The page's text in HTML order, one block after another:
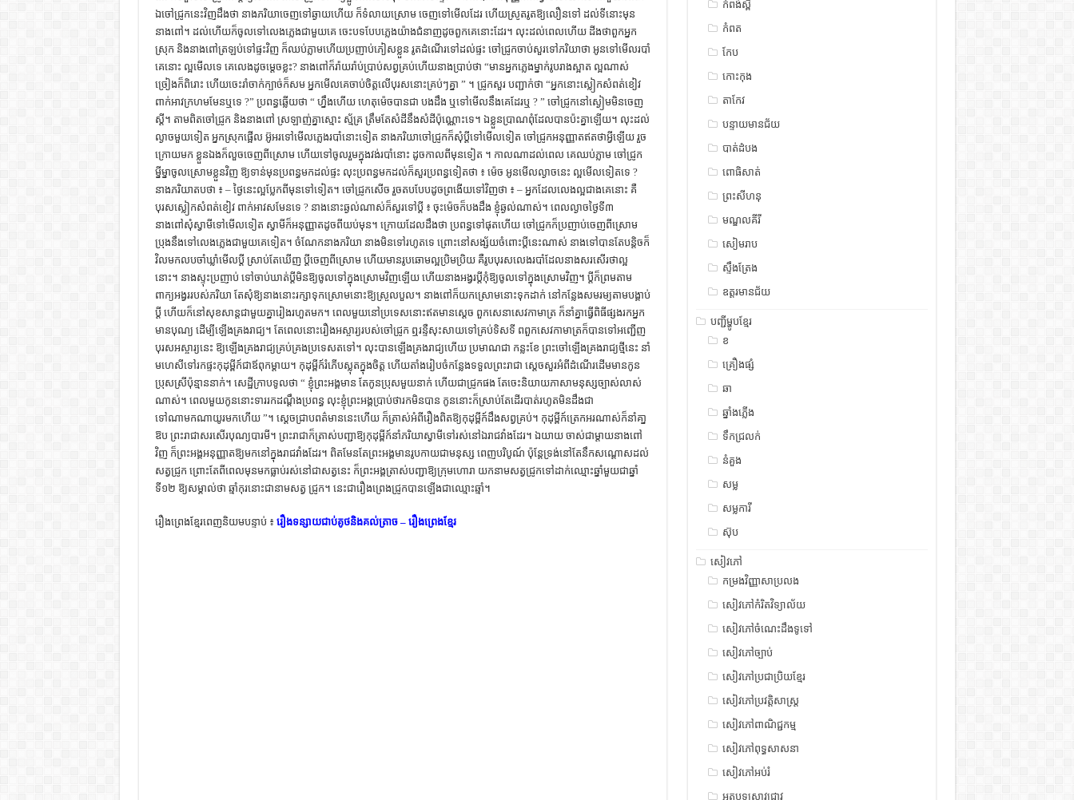
ឯចៅជ្រូកនេះវិញដឹងថា នាងភរិយាចេញទៅឆ្ងាយហើយ ក៏ទំលាយស្រោម ចេញទៅមើលដែរ ហើយស្រូតរូតឱ្យលឿនទៅ ដល់ទីនោះមុន
នាងពៅ។ ដល់ហើយក៏ចូលទៅលេងភ្លេងជាមួយគេ ចេះបទបែបភ្លេងយ៉ាងជំនាញដូចពួកគេនោះដែរ។ លុះដល់ពេលហើយ ដីងថាពួកអ្នក
ស្រុក និងនាងពៅត្រឡប់ទៅផ្ទះវិញ ក៏ឈប់ភ្លាមហើយប្រញាប់ភៀសខ្លួន រូតដំណើរទៅដល់ផ្ទះ ចៅជ្រូកចាប់សួរទៅភរិយាថា អូនទៅមើលរបាំ
គេនោះ ល្អមើលទេ គេលេងដូចម្ដេចខ្លះ? នាងពៅក៏រ៉ាយរ៉ាប់ប្រាប់សព្វគ្រប់ហើយនាងប្រាប់ថា “មានអ្នកភ្លេងម្នាក់រូបរាងស្អាត ល្អណាស់
ច្រៀងក៏ពិរោះ ហើយចេះរាំចាក់ក្បាច់ក៏សម អ្នកមើលគេចាប់ចិត្ដលើបុរសនោះគ្រប់ៗគ្នា ” ។ ជ្រូកសួរ បញ្ជាក់ថា “អ្នកនោះស្លៀកសំពត់ខៀវ
ពាក់អាវក្រហមមែនឬទេ ?” ប្រពន្ធឆ្លើយថា “ ហ្នឹងហើយ ហេតុម៉េចបានជា បងដឹង ឬទៅមើលនឹងគេដែរឬ ? ” ចៅជ្រូកនៅស្ងៀមមិនចេញ
ស្ដី។ តាមពិតចៅជ្រូក និងនាងពៅ ស្រឡាញ់គ្នាស្មោះ ស្ម័គ្រ ត្រឹមតែសំដីនឹងសំដីប៉ុណ្ណោះទេ។ ឯខ្លួនប្រាណពុំដែលបានប៉ះគ្នាឡើយ។ លុះដល់
ល្ងាចមួយទៀត អ្នកស្រុកផ្អើល អ៊ូអរទៅមើលភ្លេងរបាំនោះទៀត នាងភរិយាចៅជ្រូកក៏សុំប្ដីទៅមើលទៀត ចៅជ្រូកអនុញ្ញាតឥតថាអ្វីឡើយ រួច
ក្រោយមក ខ្លួនឯងក៏លួចចេញពីស្រោម ហើយទៅចូលរួមក្នុងវង់របាំនោះ ដូចកាលពីមុនទៀត ។ កាលណាដល់ពេល គេឈប់ភ្លាម ចៅជ្រូក
ម្នីម្នាចូលស្រោមខ្លួនវិញ ឱ្យទាន់មុនប្រពន្ធមកដល់ផ្ទះ លុះប្រពន្ធមកដល់ក៏សួរប្រពន្ធទៀតថា ៖ ម៉េច អូនមើលល្ងាចនេះ ល្អមើលទៀតទេ ?
នាងភរិយាតបថា ៖ – ថ្ងៃនេះល្អប្លែកពីមុនទៅទៀត។ ចៅជ្រូកសើច រួចតបបែបដូចព្រងើយទៅវិញថា ៖ – អ្នកដែលលេងល្អជាងគេនោះ គឺ
បុរសស្លៀកសំពត់ខៀវ ពាក់អាវសមែនទេ ? នាងនោះឆ្ងល់ណាស់ក៏សួរទៅប្ដី ៖ ចុះម៉េចក៏បងដឹង ខ្ញុំឆ្ងល់ណាស់។ ពេលល្ងាចថ្ងៃទី៣
នាងពៅសុំស្វាមីទៅមើលទៀត ស្វាមីក៏អនុញ្ញាតដូចពីយប់មុន។ ក្រោយដែលដឹងថា ប្រពន្ធទៅផុតហើយ ចៅជ្រូកក៏ប្រញាប់ចេញពីស្រោម
ប្រុងនឹងទៅលេងភ្លេងជាមួយគេទៀត។ ចំណែកនាងភរិយា នាងមិនទៅរហូតទេ ព្រោះនៅសង្ស័យចំពោះប្ដីនេះណាស់ នាងទៅបានតែបន្ដិចក៏
វិលមកលបចាំឃ្លាំមើលប្ដី ស្រាប់តែឃើញ ប្ដីចេញពីស្រោម ហើយមានរូបឆោមល្អប្រិមប្រិយ គឺរូបបុរសលេងរបាំដែលនាងសរសើរថាល្អ
នោះ។ នាងស្ទុះប្រញាប់ ទៅចាប់ឃាត់ប្ដីមិនឱ្យចូលទៅក្នុងស្រោមវិញឡើយ ហើយនាងអង្វរប្ដីកុំឱ្យចូលទៅក្នុងស្រោមវិញ។ ប្ដីក៏ព្រមតាម
ពាក្យអង្វររបស់ភរិយា តែសុំឱ្យនាងនោះរក្សាទុកស្រោមនោះឱ្យស្រួលបួល។ នាងពៅក៏យកស្រោមនោះទុកដាក់ នៅកន្លែងសមរម្យតាមបង្គាប់
ប្ដី ហើយក៏នៅសុខសាន្ដជាមួយគ្នារៀងរហួតមក។ ពេលមួយនៅប្រទេសនោះឥតមានស្ដេច ពួកសេនាសេវកាមាត្រ ក៏នាំគ្នាធ្វើពិធីផ្សងរកអ្នក
មានបុណ្យ ដើម្បីឡើងគ្រងរាជ្យ។ តែពេលនោះរឿងអស្ចារ្យរបស់ចៅជ្រូក ឮរន្ទឺសុះសាយទៅគ្រប់ទិសទី ពពួកសេវកាមាត្រក៏បានទៅអញ្ជើញ
បុរសអស្ចារ្យនេះ ឱ្យឡើងគ្រងរាជ្យគ្រប់គ្រងប្រទេសតទៅ។ លុះបានឡើងគ្រងរាជ្យហើយ ប្រមាណជា កន្លះខែ ព្រះចៅឡើងគ្រងរាជ្យថ្មីនេះ នាំ
មហេសីទៅរកផ្ទះកុដុម្ពីក៍ជាឪពុកម្ដាយ។ កុដុម្ពីក៍រំភើបស្លុតក្នុងចិត្ដ ហើយតាំងរៀបចំកន្លែងទទួលព្រះរាជា ស្ដេចសួរអំពីដំណើរដើមមានកូន
ប្រុសស្រីប៉ុន្មាននាក់។ សេដ្ឋីក្រាបទូលថា “ ខ្ញុំព្រះអង្គមាន តែកូនប្រុសមួយនាក់ ហើយជាជ្រូកផង តែចេះនិយាយភាសាមនុស្សច្បាស់លាស់
ណាស់។ ពេលមួយកូននោះទាររកដណ្ដឹងប្រពន្ធ លុះខ្ញុំព្រះអង្គប្រាប់ថារកមិនបាន កូននោះក៏ស្រាប់តែដើរបាត់រហូតមិនដឹងជា
ទៅណាមកណាយូរមកហើយ ”។ ស្ដេចជ្រាបពត៌មាននេះហើយ ក៏ត្រាស់អំពីរឿងពិតឱ្យកុដុម្ពីក៍ដឹងសព្វគ្រប់។ កុដុម្ពីក៍ត្រេកអរណាស់ក៏នាំគា្ន
ឱប ព្រះរាជាសរសើរបុណ្យបារមី។ ព្រះរាជាក៏ត្រាស់បញ្ជាឱ្យកុដុម្ពីក៍នាំភរិយាស្វាមីទៅរស់នៅឯរាជវាំងដែរ។ ឯយាយ ចាស់ជាម្ដាយនាងពៅ
វិញ ក៏ព្រះអង្គអនុញ្ញាតឱ្យមកនៅក្នុងរាជវាំងដែរ។ ពិតមែនតែព្រះអង្គមានរូបកាយជាមនុស្ស ពេញបរិបូណ៍ ប៉ុន្ដែទ្រង់នៅតែនឹកសណ្ដោសដល់
សត្វជ្រូក ព្រោះតែពីពេលមុនមកធ្លាប់រស់នៅជាសត្វនេះ ក៏ព្រះអង្គត្រាស់បញ្ជាឱ្យក្រុមហោរា យកនាមសត្វជ្រូកទៅដាក់ឈ្មោះឆ្នាំមួយជាឆ្នាំ
ទី១២ ឱ្យសម្គាល់ថា ឆ្មាំកុរនោះជានាមសត្វ ជ្រូក។ នេះជារឿងព្រេងជ្រូកបានឡើងជាឈ្មោះឆ្មាំ។
រឿងព្រេងខ្មែរពេញនិយមបន្ទាប់ ៖ រឿងទន្សាយជាប់គូថនិងគល់ត្រាច – រឿងព្រេងខ្មែរ
កំពង់ស្ពឺ
កំពត
កែប
កោះកុង
តាកែវ
បន្ទាយមានជ័យ
បាត់ដំបង
ពោធិសាត់
ព្រះសីហនុ
មណ្ឌលគីរី
សៀមរាប
ស្ទឹង​​ត្រែង
ឧត្ដរមានជ័យ
បញ្ជីម្ហូបខ្មែរ
ខ
គ្រឿងផ្សំ
ឆា
ឆ្នាំងភ្លើង
ទឹកជ្រលក់
នំគួង
សម្ល
សម្លការី
ស៊ុប
សៀវភៅ
កម្រងវិញ្ញាសាប្រលង
សៀវភៅកំរិតវិទ្យាល័យ
សៀវភៅចំណេះដឹងទូទៅ
សៀវភៅច្បាប់
សៀវភៅប្រជាប្រិយខ្មែរ
សៀវភៅប្រវត្តិសាស្រ្ត
សៀវភៅពាណិជ្ជកម្ម
សៀវភៅពុទ្ធសាសនា
សៀវភៅអប់រំ
អត្ថបទស្រាវជ្រាវ